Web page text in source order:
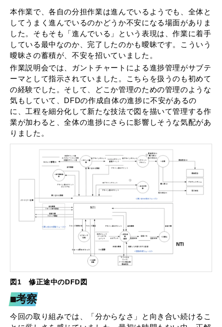
本作業で、各自の分担作業は進んでいるようでも、全体と
してうまく進んでいるのかどうか不安になる場面がありま
した。そもそも「進んでいる」という表現は、作業に着手
している最中なのか、完了したのかも曖昧です。こういう
曖昧さの蓄積が、不安を招いていました。
作業説明会では、ガントチャートによる進捗管理がサブテ
ーマとして指示されていました。こちらを扱うのも初めて
の経験でした。そして、どこか管理のための管理のような
気もしていて、DFDの作成自体の進捗に不安があるの
に、工程を細分化して新たな技法で図を描いて管理する作
業が加わると、全体の進捗にさらに影響しそうな気配があ
りました。
図1 修正途中のDFD図
■考察
今回の取り組みでは、「分からなさ」と向き合い続けるこ